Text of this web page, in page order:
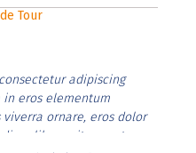
Tour
adipiscing
in eros elementum
ornare, eros dolor
libero vitae erat.